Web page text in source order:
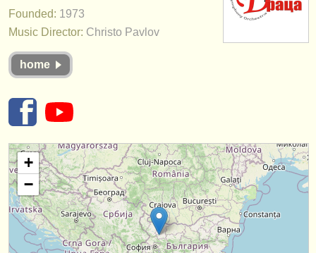
コンクール
盗まれた楽器
ディレクトリー:
オーケストラ
音楽学校
ユース オーケストラ
musicalchairs:
musicalchairsについて
Founded: 1973
Music Director: Christo Pavlov
home
+
−